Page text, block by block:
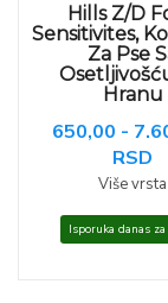
Hills Z/D
Sensitivites,
Za Pse
Hranu
650,00 -
RSD
Više vrsta
Isporuka danas